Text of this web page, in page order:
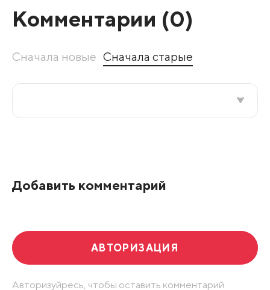
Комментарии (0)
Сначала новые Сначала старые
Добавить комментарий
АВТОРИЗАЦИЯ
Авторизуйресь, чтобы оставить комментарий.